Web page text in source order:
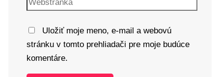
Uložiť moje meno, e-mail a webovú
stránku v tomto prehliadači pre moje budúce
komentáre.